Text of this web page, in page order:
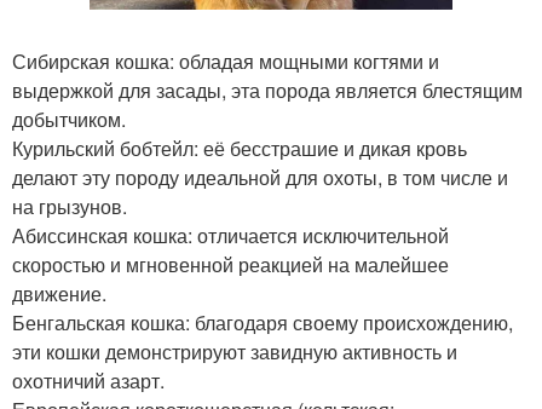
Сибирская кошка: обладая мощными когтями и
выдержкой для засады, эта порода является блестящим
добытчиком.
Курильский бобтейл: её бесстрашие и дикая кровь
делают эту породу идеальной для охоты, в том числе и
на грызунов.
Абиссинская кошка: отличается исключительной
скоростью и мгновенной реакцией на малейшее
движение.
Бенгальская кошка: благодаря своему происхождению,
эти кошки демонстрируют завидную активность и
охотничий азарт.